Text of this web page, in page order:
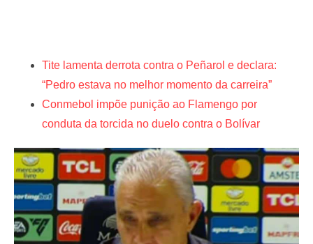
Tite lamenta derrota contra o Peñarol e declara:
“Pedro estava no melhor momento da carreira”
Conmebol impõe punição ao Flamengo por
conduta da torcida no duelo contra o Bolívar